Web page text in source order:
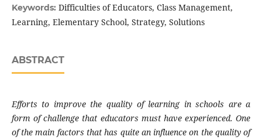
Keywords: Difficulties of Educators, Class Management,
Learning, Elementary School, Strategy, Solutions
ABSTRACT
Efforts to improve the quality of learning in schools are a
form of challenge that educators must have experienced. One
of the main factors that has quite an influence on the quality of